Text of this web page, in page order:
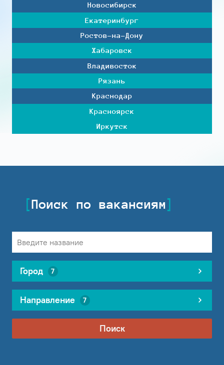
Новосибирск
Екатеринбург
Ростов-на-Дону
Хабаровск
Владивосток
Рязань
Краснодар
Красноярск
Иркутск
Поиск по вакансиям
Город 7
Направление 7
Поиск